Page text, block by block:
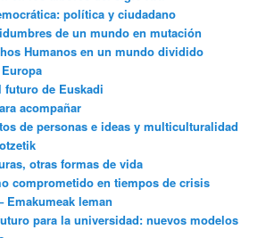
política y ciudadano
de un mundo en mutación
Humanos en un mundo dividido
futuro de Euskadi
acompañar
de personas e ideas y multiculturalidad
otras formas de vida
comprometido en tiempos de crisis
Emakumeak leman
para la universidad: nuevos modelos